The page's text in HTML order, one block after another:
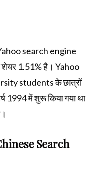
search engine
शेयर 1.51% है। Yahoo
students के छात्रों
1994 में शुरू किया गया था
Search